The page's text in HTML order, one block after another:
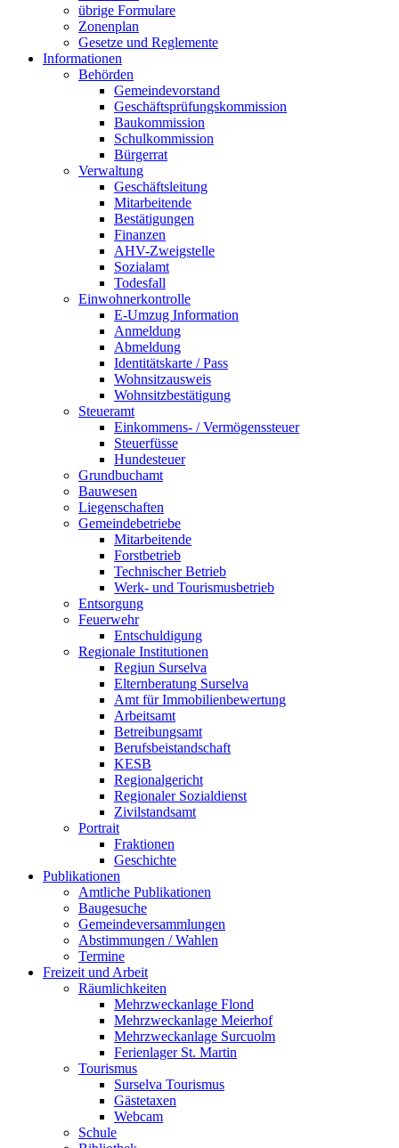
übrige Formulare
Zonenplan
Gesetze und Reglemente
Informationen
Behörden
Gemeindevorstand
Geschäftsprüfungskommission
Baukommission
Schulkommission
Bürgerrat
Verwaltung
Geschäftsleitung
Mitarbeitende
Bestätigungen
Finanzen
AHV-Zweigstelle
Sozialamt
Todesfall
Einwohnerkontrolle
E-Umzug Information
Anmeldung
Abmeldung
Identitätskarte / Pass
Wohnsitzausweis
Wohnsitzbestätigung
Steueramt
Einkommens- / Vermögenssteuer
Steuerfüsse
Hundesteuer
Grundbuchamt
Bauwesen
Liegenschaften
Gemeindebetriebe
Mitarbeitende
Forstbetrieb
Technischer Betrieb
Werk- und Tourismusbetrieb
Entsorgung
Feuerwehr
Entschuldigung
Regionale Institutionen
Regiun Surselva
Elternberatung Surselva
Amt für Immobilienbewertung
Arbeitsamt
Betreibungsamt
Berufsbeistandschaft
KESB
Regionalgericht
Regionaler Sozialdienst
Zivilstandsamt
Portrait
Fraktionen
Geschichte
Publikationen
Amtliche Publikationen
Baugesuche
Gemeindeversammlungen
Abstimmungen / Wahlen
Termine
Freizeit und Arbeit
Räumlichkeiten
Mehrzweckanlage Flond
Mehrzweckanlage Meierhof
Mehrzweckanlage Surcuolm
Ferienlager St. Martin
Tourismus
Surselva Tourismus
Gästetaxen
Webcam
Schule